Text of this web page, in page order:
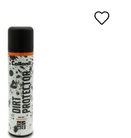
DE SUCIEDAD DE
TECNOLOGÍA
de alta tecnología contra el
polvo, la arena, la suciedad y las